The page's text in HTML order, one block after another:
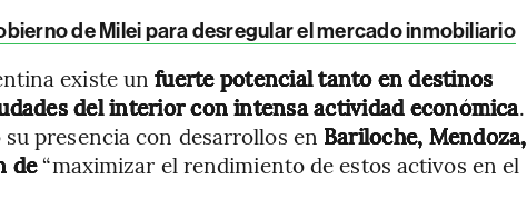
de Milei para desregular el mercado inmobiliario
existe unfuerte potencial tanto en destinos
del interior con intensa actividad económica.
presencia con desarrollos en Bariloche, Mendoza,
de“maximizar el rendimiento de estos activos en el